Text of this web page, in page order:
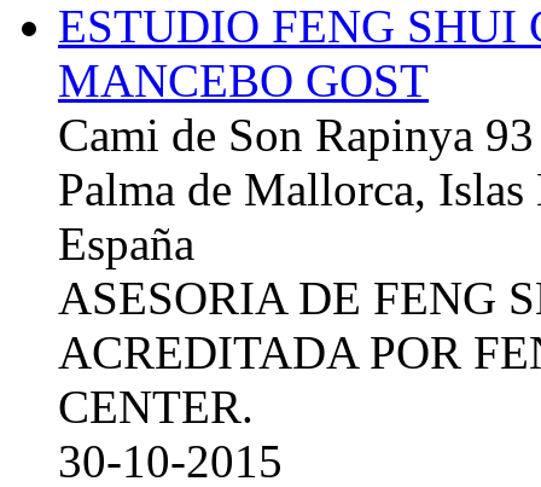
ESTUDIO FENG
MANCEBO GOST
Cami de Son Rapinya 93
Palma de Mallorca, Islas
España
ASESORIA DE FENG
ACREDITADA POR
CENTER.
30-10-2015